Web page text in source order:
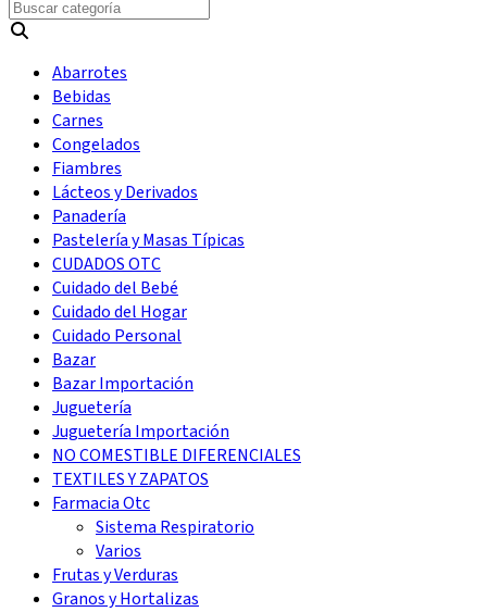
Abarrotes
Bebidas
Carnes
Congelados
Fiambres
Lácteos y Derivados
Panadería
Pastelería y Masas Típicas
CUDADOS OTC
Cuidado del Bebé
Cuidado del Hogar
Cuidado Personal
Bazar
Bazar Importación
Juguetería
Juguetería Importación
NO COMESTIBLE DIFERENCIALES
TEXTILES Y ZAPATOS
Farmacia Otc
Sistema Respiratorio
Varios
Frutas y Verduras
Granos y Hortalizas